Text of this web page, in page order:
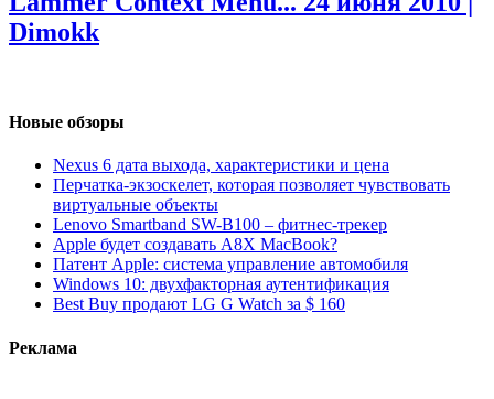
Dimokk
Новые обзоры
Nexus 6 дата выхода, характеристики и цена
Перчатка-экзоскелет, которая позволяет чувствовать
виртуальные объекты
Lenovo Smartband SW-B100 – фитнес-трекер
Apple будет создавать A8X MacBook?
Патент Apple: система управление автомобиля
Windows 10: двухфакторная аутентификация
Best Buy продают LG G Watch за $ 160
Реклама